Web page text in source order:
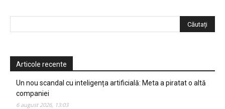
Articole recente
Un nou scandal cu inteligența artificială: Meta a piratat o altă
companiei
6 august 2026, 13:03